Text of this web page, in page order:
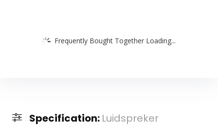
Frequently Bought Together Loading...
Specification: Luidspreker